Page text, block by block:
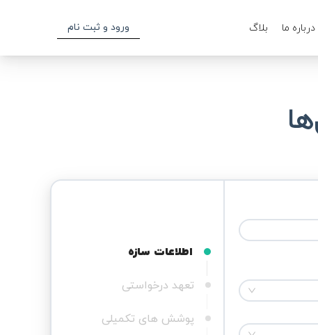
درباره ما بلاگ ورود و ثبت نام
اطلاعات سازه
تعهد درخواستی
پوشش های تکمیلی